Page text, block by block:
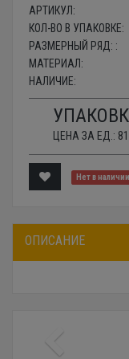
АРТИКУЛ:
КОЛ-ВО В УПАКОВКЕ:
РАЗМЕРНЫЙ РЯД: :
МАТЕРИАЛ:
НАЛИЧИЕ:
ЦЕНА ЗА ЕД.:
Нет в наличии
ОПИСАНИЕ